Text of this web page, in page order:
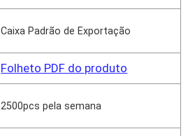
Caixa Padrão de Exportação
Folheto PDF do produto
2500pcs pela semana